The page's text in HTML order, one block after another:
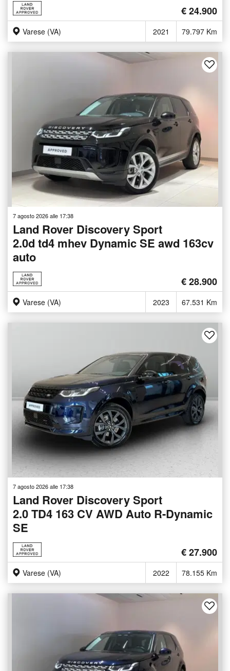
€ 24.900
Varese (VA) 2021 79.797 Km
7 agosto 2026 alle 17:38
Land Rover Discovery Sport
2.0d td4 mhev Dynamic SE awd 163cv
auto
€ 28.900
Varese (VA) 2023 67.531 Km
7 agosto 2026 alle 17:38
Land Rover Discovery Sport
2.0 TD4 163 CV AWD Auto R-Dynamic
SE
€ 27.900
Varese (VA) 2022 78.155 Km